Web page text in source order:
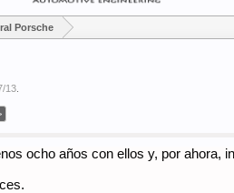
Porsche
13
ocho años con ellos y, por ahora,